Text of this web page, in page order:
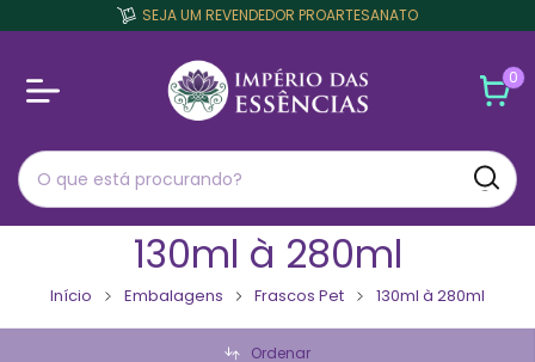
SEJA UM REVENDEDOR PROARTESANATO
0
130ml à 280ml
Início Embalagens Frascos Pet 130ml à 280ml
Ordenar